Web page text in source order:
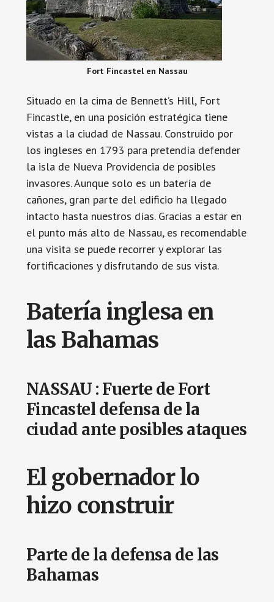
Fort Fincastel en Nassau
Situado en la cima de Bennett’s Hill, Fort
Fincastle, en una posición estratégica tiene
vistas a la ciudad de Nassau. Construido por
los ingleses en 1793 para pretendía defender
la isla de Nueva Providencia de posibles
invasores. Aunque solo es un batería de
cañones, gran parte del edificio ha llegado
intacto hasta nuestros días. Gracias a estar en
el punto más alto de Nassau, es recomendable
una visita se puede recorrer y explorar las
fortificaciones y disfrutando de sus vista.
Batería inglesa en
las Bahamas
NASSAU : Fuerte de Fort
Fincastel defensa de la
ciudad ante posibles ataques
El gobernador lo
hizo construir
Parte de la defensa de las
Bahamas